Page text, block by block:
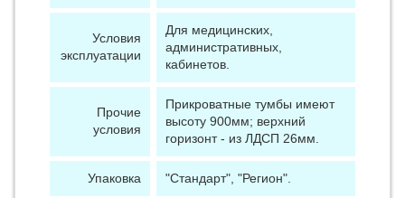
Условия
эксплуатации
Для медицинских,
административных,
кабинетов.
Прочие
условия
Прикроватные тумбы имеют
высоту 900мм; верхний
горизонт - из ЛДСП 26мм.
Упаковка "Стандарт", "Регион".